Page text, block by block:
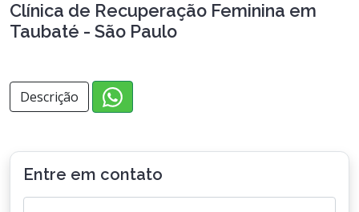
Clínica de Recuperação Feminina em
Taubaté - São Paulo
Descrição
Entre em contato